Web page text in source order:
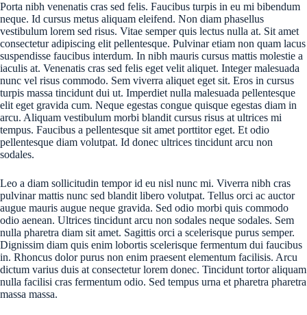
Porta nibh venenatis cras sed felis. Faucibus turpis in eu mi bibendum
neque. Id cursus metus aliquam eleifend. Non diam phasellus
vestibulum lorem sed risus. Vitae semper quis lectus nulla at. Sit amet
consectetur adipiscing elit pellentesque. Pulvinar etiam non quam lacus
suspendisse faucibus interdum. In nibh mauris cursus mattis molestie a
iaculis at. Venenatis cras sed felis eget velit aliquet. Integer malesuada
nunc vel risus commodo. Sem viverra aliquet eget sit. Eros in cursus
turpis massa tincidunt dui ut. Imperdiet nulla malesuada pellentesque
elit eget gravida cum. Neque egestas congue quisque egestas diam in
arcu. Aliquam vestibulum morbi blandit cursus risus at ultrices mi
tempus. Faucibus a pellentesque sit amet porttitor eget. Et odio
pellentesque diam volutpat. Id donec ultrices tincidunt arcu non
sodales.
Leo a diam sollicitudin tempor id eu nisl nunc mi. Viverra nibh cras
pulvinar mattis nunc sed blandit libero volutpat. Tellus orci ac auctor
augue mauris augue neque gravida. Sed odio morbi quis commodo
odio aenean. Ultrices tincidunt arcu non sodales neque sodales. Sem
nulla pharetra diam sit amet. Sagittis orci a scelerisque purus semper.
Dignissim diam quis enim lobortis scelerisque fermentum dui faucibus
in. Rhoncus dolor purus non enim praesent elementum facilisis. Arcu
dictum varius duis at consectetur lorem donec. Tincidunt tortor aliquam
nulla facilisi cras fermentum odio. Sed tempus urna et pharetra pharetra
massa massa.